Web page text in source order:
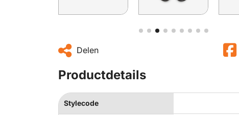
Delen
Productdetails
Stylecode